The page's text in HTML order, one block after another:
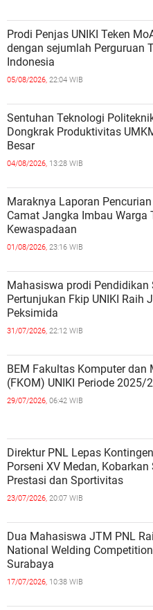
Prodi Penjas UNIKI Teken
dengan sejumlah Perguruan
Indonesia
05/08/2026, 22:04 WIB
Sentuhan Teknologi
Dongkrak Produktivitas
Besar
04/08/2026, 13:28 WIB
Maraknya Laporan
Camat Jangka Imbau Warga
Kewaspadaan
01/08/2026, 23:16 WIB
Mahasiswa prodi Pendidikan
Pertunjukan Fkip UNIKI Raih
Peksimida
31/07/2026, 22:12 WIB
BEM Fakultas Komputer dan
(FKOM) UNIKI Periode
29/07/2026, 06:42 WIB
Direktur PNL Lepas
Porseni XV Medan,
Prestasi dan Sportivitas
23/07/2026, 20:07 WIB
Dua Mahasiswa JTM PNL
National Welding
Surabaya
17/07/2026, 10:38 WIB